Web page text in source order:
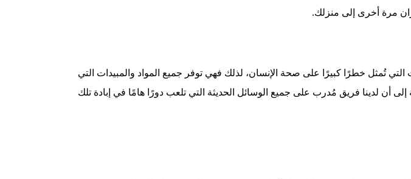
مرة أخرى إلى منزلك.
خطرًا كبيرًا على صحة الإنسان، لذلك فهي توفر جميع المواد والمبيدات التي
أن لدينا فريق مُدرب على جميع الوسائل الحديثة التي تلعب دورًا هامًا في إبادة تلك